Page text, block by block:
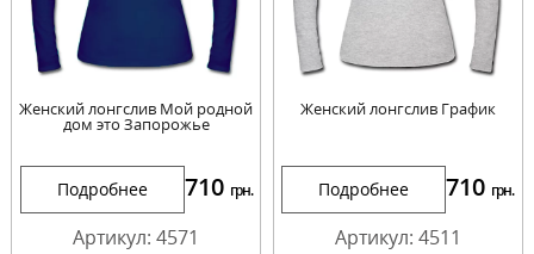
Женский лонгслив Мой родной
дом это Запорожье
Подробнее 710 грн.
Артикул: 4571
Женский лонгслив График
Подробнее 710 грн.
Артикул: 4511